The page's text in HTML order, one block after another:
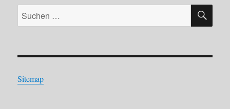
Suchen
nach:
Sitemap